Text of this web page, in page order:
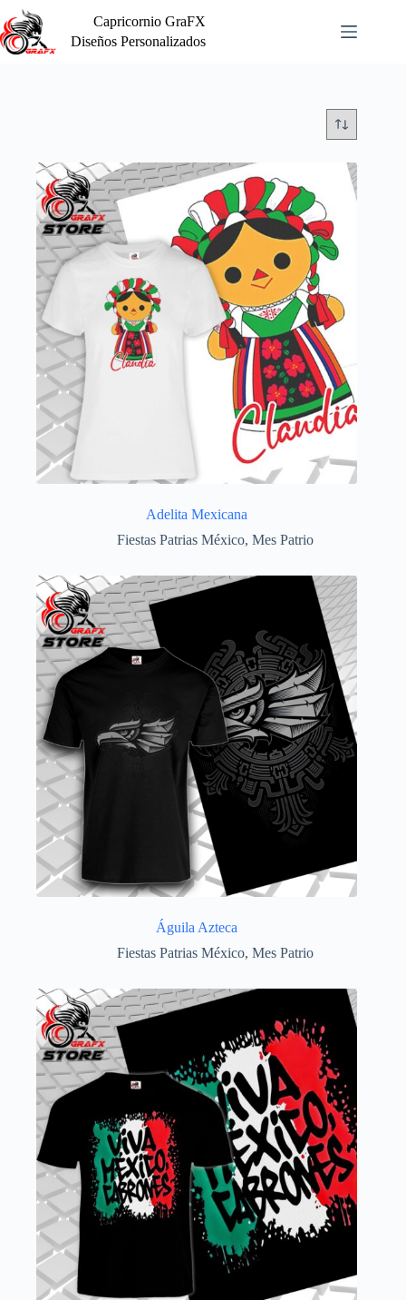
Saltar
al
contenido
Capricornio GraFX
Diseños Personalizados
Adelita Mexicana
Fiestas Patrias México, Mes Patrio
Águila Azteca
Fiestas Patrias México, Mes Patrio